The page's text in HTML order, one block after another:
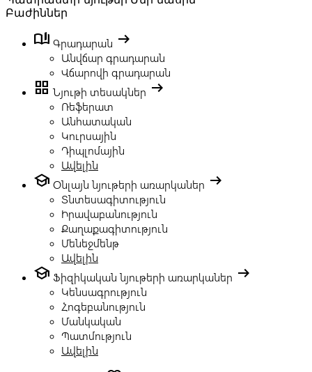
Բաժիններ
book_ribbon Գրադարան arrow_right_alt
Անվճար գրադարան
Վճարովի գրադարան
grid_view Նյութի տեսակներ arrow_right_alt
Ռեֆերատ
Անհատական
Կուրսային
Դիպլոմային
Ավելին
school Օնլայն նյութերի առարկաներ arrow_right_alt
Տնտեսագիտություն
Իրավաբանություն
Քաղաքագիտություն
Մենեջմենթ
Ավելին
school Ֆիզիկական նյութերի առարկաներ arrow_right_alt
Կենսագրություն
Հոգեբանություն
Մանկական
Պատմություն
Ավելին